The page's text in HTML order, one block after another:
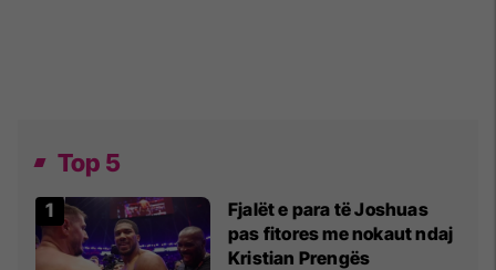
Top 5
Fjalët e para të Joshuas
pas fitores me nokaut ndaj
Kristian Prengës